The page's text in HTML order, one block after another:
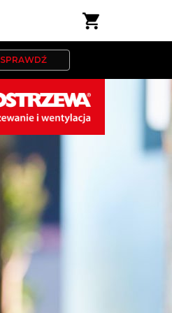
SPRAWDŹ